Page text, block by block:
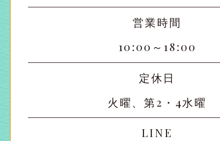
太田店
大宮店
太田店
大宮店
営業時間
10:00～18:00
定休日
火曜、第2・4水曜
LINE